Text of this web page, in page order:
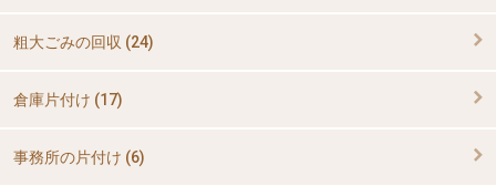
粗大ごみの回収 (24)
倉庫片付け (17)
事務所の片付け (6)